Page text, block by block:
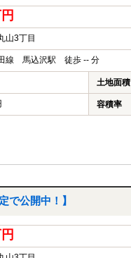
山3丁目
線 馬込沢駅 徒歩 -- 分
土地面積
容積率
で公開中！】